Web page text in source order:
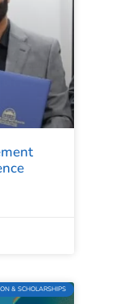
& SCHOLARSHIPS